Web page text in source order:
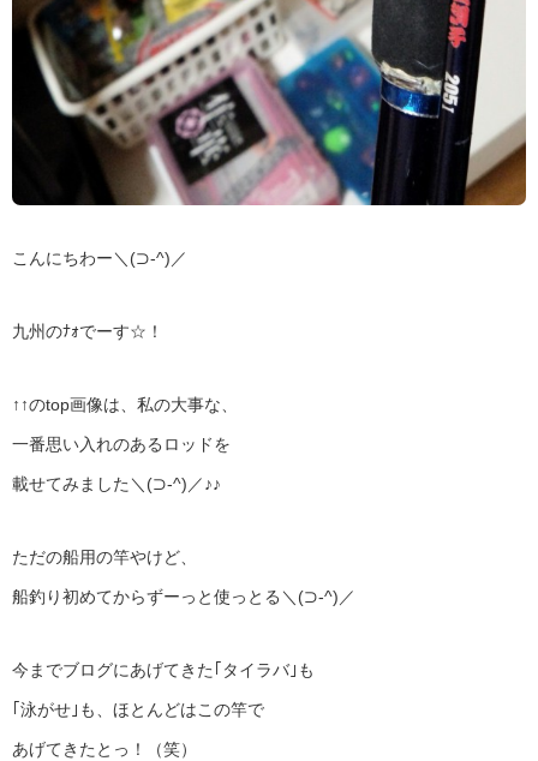
こんにちわー＼(⊃‐^)／
九州のﾅｫでーす☆！
↑↑のtop画像は、私の大事な、
一番思い入れのあるロッドを
載せてみました＼(⊃‐^)／♪♪
ただの船用の竿やけど、
船釣り初めてからずーっと使っとる＼(⊃‐^)／
今までブログにあげてきた｢タイラバ｣も
｢泳がせ｣も、ほとんどはこの竿で
あげてきたとっ！（笑）